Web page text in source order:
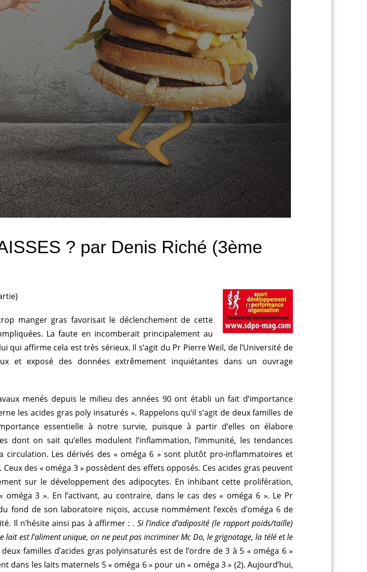
? par Denis Riché (3ème
manger gras favorisait le déclenchement de cette
La faute en incomberait principalement au
affirme cela est très sérieux. Il s’agit du Pr Pierre Weil, de l’Université de
et exposé des données extrêmement inquiétantes dans un ouvrage
menés depuis le milieu des années 90 ont établi un fait d’importance
les acides gras poly insaturés ». Rappelons qu’il s’agit de deux familles de
essentielle à notre survie, puisque à partir d’elles on élabore
dont on sait qu’elles modulent l’inflammation, l’immunité, les tendances
circulation. Les dérivés des « oméga 6 » sont plutôt pro-inflammatoires et
des « oméga 3 » possèdent des effets opposés. Ces acides gras peuvent
sur le développement des adipocytes. En inhibant cette prolifération,
oméga 3 ». En l’activant, au contraire, dans le cas des « oméga 6 ». Le Pr
fond de son laboratoire niçois, accuse nommément l’excès d’oméga 6 de
Il n’hésite ainsi pas à affirmer : . Si l’indice d’adiposité (le rapport poids/taille)
est l’aliment unique, on ne peut pas incriminer Mc Do, le grignotage, la télé et le
familles d’acides gras polyinsaturés est de l’ordre de 3 à 5 « oméga 6 »
dans les laits maternels 5 « oméga 6 » pour un « oméga 3 » (2). Aujourd’hui,